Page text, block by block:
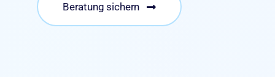
Beratung sichern